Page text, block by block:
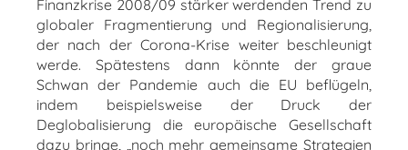
Finanzkrise 2008/09 stärker werdenden Trend zu
globaler Fragmentierung und Regionalisierung,
der nach der Corona-Krise weiter beschleunigt
werde. Spätestens dann könnte der graue
Schwan der Pandemie auch die EU beflügeln,
indem beispielsweise der Druck der
Deglobalisierung die europäische Gesellschaft
dazu bringe, „noch mehr gemeinsame Strategien